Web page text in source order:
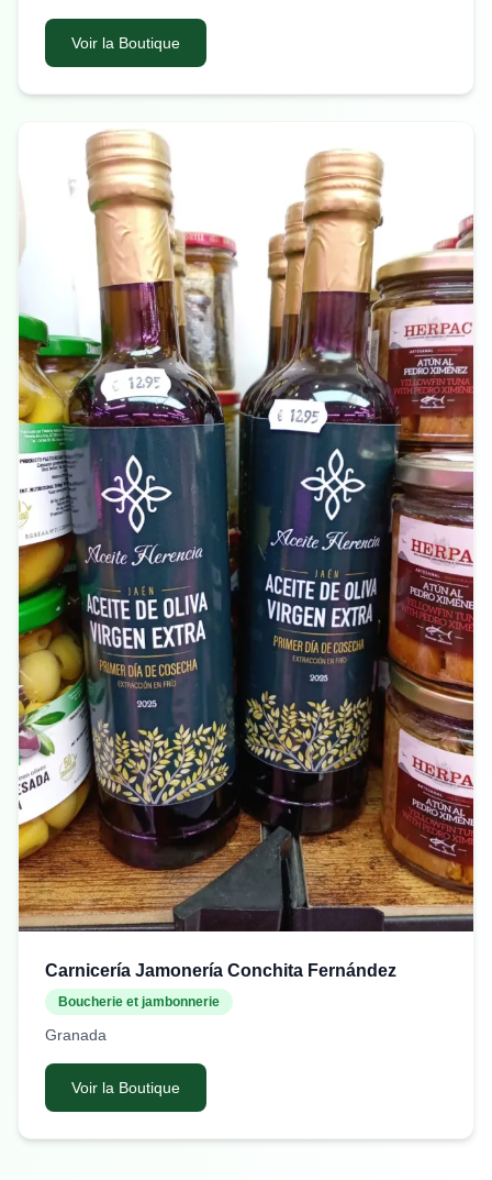
Voir la Boutique
Carnicería Jamonería Conchita Fernández
Boucherie et jambonnerie
Granada
Voir la Boutique